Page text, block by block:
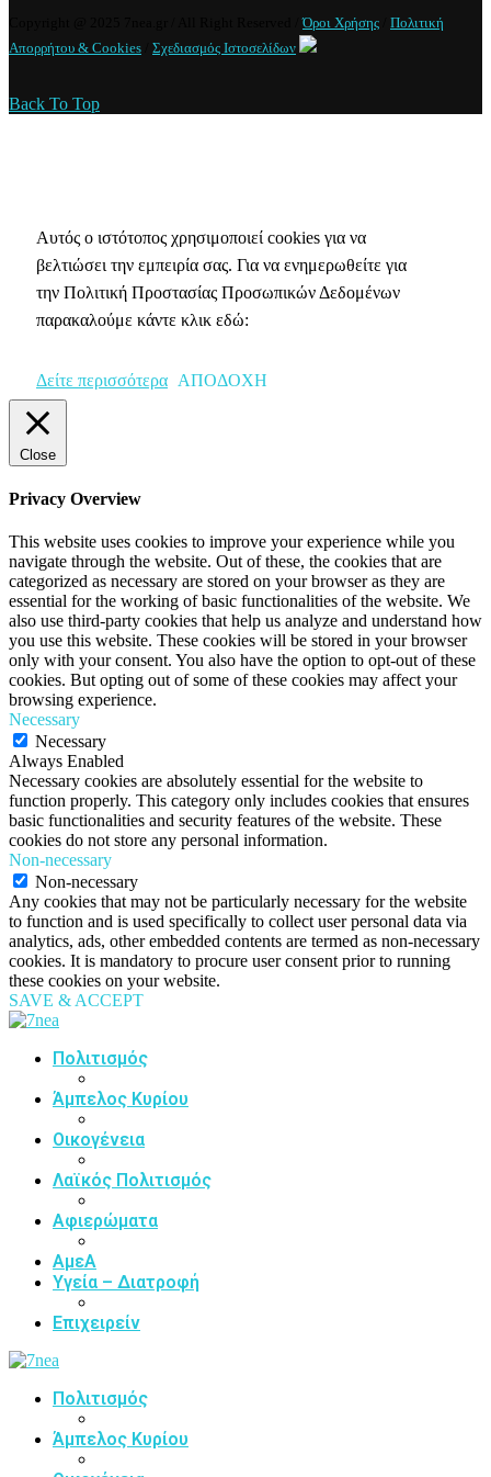
Copyright @ 2025 7nea.gr / All Right Reserved /Όροι Χρήσης
Πολιτική
Απορρήτου & Cookies
Σχεδιασμός Ιστοσελίδων
Back To Top
Αυτός ο ιστότοπος χρησιμοποιεί cookies για να
βελτιώσει την εμπειρία σας. Για να ενημερωθείτε για
την Πολιτική Προστασίας Προσωπικών Δεδομένων
παρακαλούμε κάντε κλικ εδώ:
Δείτε περισσότερα ΑΠΟΔΟΧΗ
Close
Privacy Overview
This website uses cookies to improve your experience while you
navigate through the website. Out of these, the cookies that are
categorized as necessary are stored on your browser as they are
essential for the working of basic functionalities of the website. We
also use third-party cookies that help us analyze and understand how
you use this website. These cookies will be stored in your browser
only with your consent. You also have the option to opt-out of these
cookies. But opting out of some of these cookies may affect your
browsing experience.
Necessary
Necessary
Always Enabled
Necessary cookies are absolutely essential for the website to
function properly. This category only includes cookies that ensures
basic functionalities and security features of the website. These
cookies do not store any personal information.
Non-necessary
Non-necessary
Any cookies that may not be particularly necessary for the website
to function and is used specifically to collect user personal data via
analytics, ads, other embedded contents are termed as non-necessary
cookies. It is mandatory to procure user consent prior to running
these cookies on your website.
SAVE & ACCEPT
Πολιτισμός
Άμπελος Κυρίου
Οικογένεια
Λαϊκός Πολιτισμός
Αφιερώματα
ΑμεΑ
Υγεία – Διατροφή
Επιχειρείν
Πολιτισμός
Άμπελος Κυρίου